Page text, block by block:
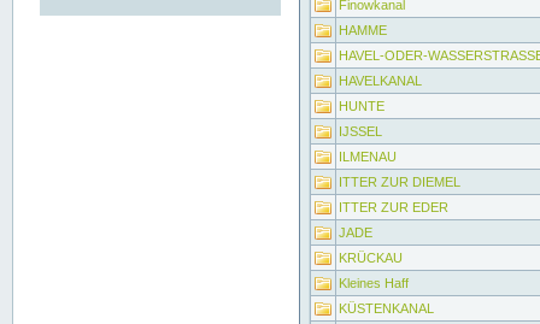
Finowkanal
HAMME
HAVEL-ODER-
HAVELKANAL
HUNTE
IJSSEL
ILMENAU
ITTER ZUR DIEMEL
ITTER ZUR EDER
JADE
KRÜCKAU
Kleines Haff
KÜSTENKANAL